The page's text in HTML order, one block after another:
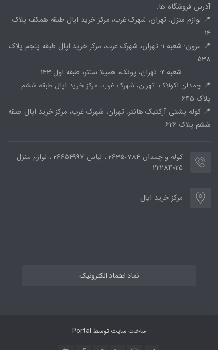
آدرس فروشگاه ها:
📍 لوازم منزل: تهران، شهرک غرب، مرکز خرید اپال طبقه همکف پلاک
14
📍 مزون: شعبه 1: تهران، شهرک غرب، مرکز خرید اپال طبقه پنجم پلاک
538
شعبه 2: تهران، پونک، همیلا سنتر، طبقه اول 143
📍 چمدان اکولاک: تهران، شهرک غرب، مرکز خرید اپال طبقه ششم
پلاک 645
📍 کوله پشتی آرکتیک هانتر: تهران، شهرک غرب، مرکز خرید اپال طبقه
ششم پلاک 626
کوله و چمدان 26350784 ، لباس 26654997 ، لوازم منزل
22384025
مرکز خرید اپال
نماد اعتماد الکترونیک
ساخت سایت توسط Portal